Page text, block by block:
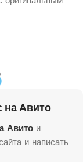
на Авито
Авито и
и написать